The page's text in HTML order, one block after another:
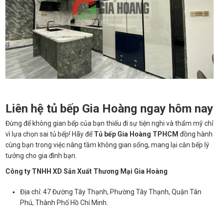
Liên hệ tủ bếp Gia Hoàng ngay hôm nay
Đừng để không gian bếp của bạn thiếu đi sự tiện nghi và thẩm mỹ chỉ
vì lựa chọn sai tủ bếp! Hãy đểTủ bếp Gia Hoàng TPHCM đồng hành
cùng bạn trong việc nâng tầm không gian sống, mang lại căn bếp lý
tưởng cho gia đình bạn.
Công ty TNHH XD Sản Xuất Thương Mại Gia Hoàng
Địa chỉ: 47 Đường Tây Thạnh, Phường Tây Thạnh, Quận Tân
Phú, Thành Phố Hồ Chí Minh.